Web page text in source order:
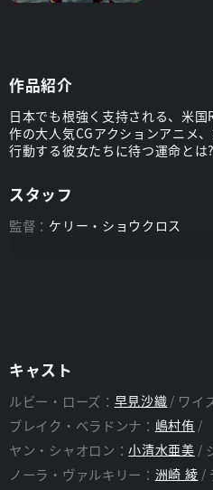
作品紹介
日本でも根強く支持される、米
作の大人気CGアクションアニメ
行動する彼女たちに待つ運命とは?
スタッフ
監督： ケリー・ショウクロス
キャスト
ルビー・ローズ： 早見沙織 ワイ
ブレイク・ベラドンナ： 嶋村侑
ヤン・シャオロン：小清水亜美
ノーラ・ヴァルキリー： 洲崎 綾